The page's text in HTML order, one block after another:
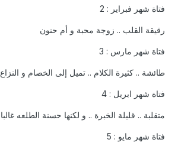
فتاة شهر فبراير : 2
رقيقة القلب .. زوجة محبة و أم حنون
فتاة شهر مارس : 3
طائشة .. كثيرة الكلام .. تميل إلى الخصام و النزاع
فتاة شهر ابريل : 4
متقلبة .. قليلة الخبرة .. و لكنها حسنة الطلعه غالبا
فتاة شهر مايو : 5